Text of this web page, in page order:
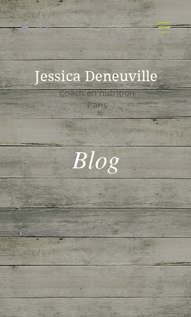
Jessica Deneuville
Coach en nutrition
Paris
Blog